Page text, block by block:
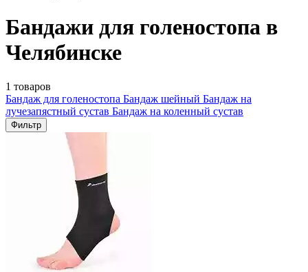
Бандажи для голеностопа в
Челябинске
1 товаров
Бандаж для голеностопа Бандаж шейный Бандаж на
лучезапястный сустав Бандаж на коленный сустав
Фильтр